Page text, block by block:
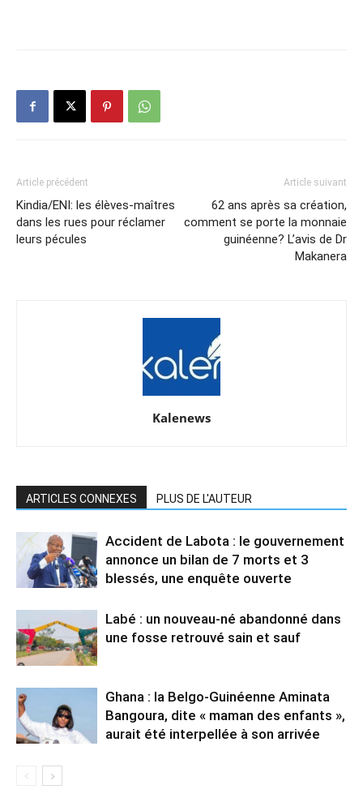
Article précédent
Kindia/ENI: les élèves-maîtres
dans les rues pour réclamer
leurs pécules
Article suivant
62 ans après sa création,
comment se porte la monnaie
guinéenne? L’avis de Dr
Makanera
Kalenews
ARTICLES CONNEXES PLUS DE L'AUTEUR
Accident de Labota : le gouvernement
annonce un bilan de 7 morts et 3
blessés, une enquête ouverte
Labé : un nouveau-né abandonné dans
une fosse retrouvé sain et sauf
Ghana : la Belgo-Guinéenne Aminata
Bangoura, dite « maman des enfants »,
aurait été interpellée à son arrivée